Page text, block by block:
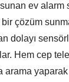
ev
çözüm
dolayı
Hem cep